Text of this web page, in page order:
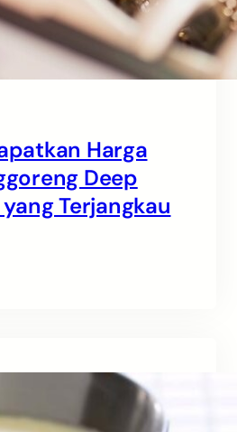
Harga
Deep
Terjangkau